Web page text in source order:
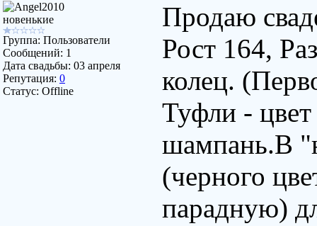
новенькие
Группа: Пользователи
Сообщений: 1
Дата свадьбы: 03 апреля
Репутация: 0
Статус: Offline
Продаю
Рост 164,
колец.
Туфли -
шампань.В
(черного
парадную)